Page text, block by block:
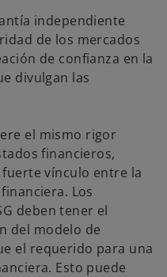
independiente
de los mercados
de confianza en la
divulgan las
el mismo rigor
financieros,
vínculo entre la
Los
deben tener el
del modelo de
el requerido para una
Esto puede